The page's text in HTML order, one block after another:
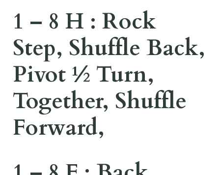
1 – 8 H : Rock
Step, Shuffle Back,
Pivot ½ Turn,
Together, Shuffle
Forward,